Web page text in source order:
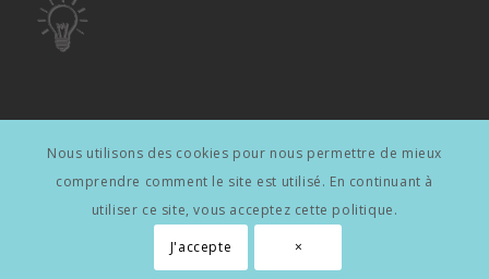
LIENS UTILES
Mentions légales
Nous utilisons des cookies pour nous permettre de mieux
comprendre comment le site est utilisé. En continuant à
utiliser ce site, vous acceptez cette politique.
J'accepte ×